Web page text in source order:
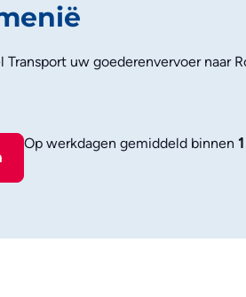
Transport uw goederenvervoer naar
Op werkdagen gemiddeld binnen